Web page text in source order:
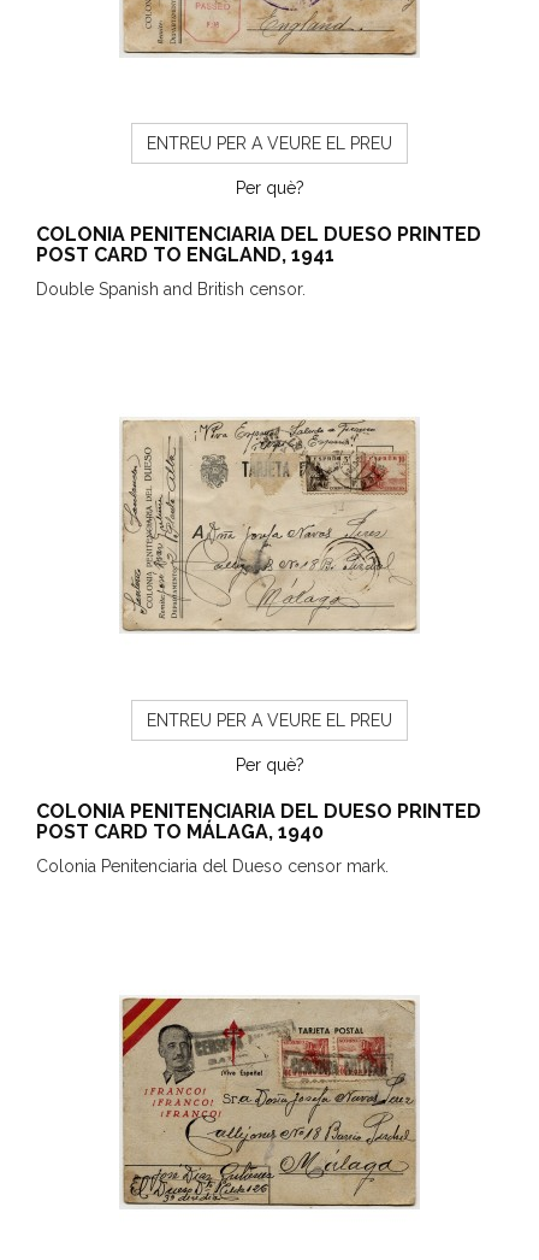
ENTREU PER A VEURE EL PREU
Per què?
COLONIA PENITENCIARIA DEL DUESO PRINTED
POST CARD TO ENGLAND, 1941
Double Spanish and British censor.
ENTREU PER A VEURE EL PREU
Per què?
COLONIA PENITENCIARIA DEL DUESO PRINTED
POST CARD TO MÁLAGA, 1940
Colonia Penitenciaria del Dueso censor mark.